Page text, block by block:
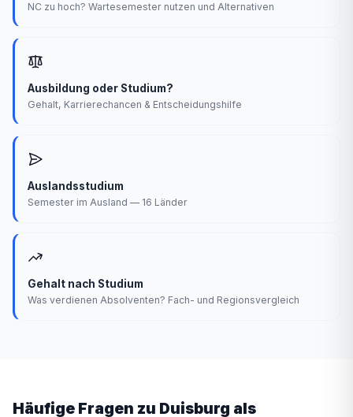
NC zu hoch? Wartesemester nutzen und Alternativen
Ausbildung oder Studium?
Gehalt, Karrierechancen & Entscheidungshilfe
Auslandsstudium
Semester im Ausland — 16 Länder
Gehalt nach Studium
Was verdienen Absolventen? Fach- und Regionsvergleich
Häufige Fragen zu Duisburg als